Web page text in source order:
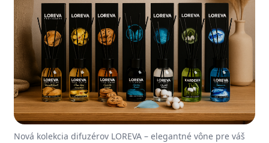
Nová kolekcia difuzérov LOREVA – elegantné vône pre váš